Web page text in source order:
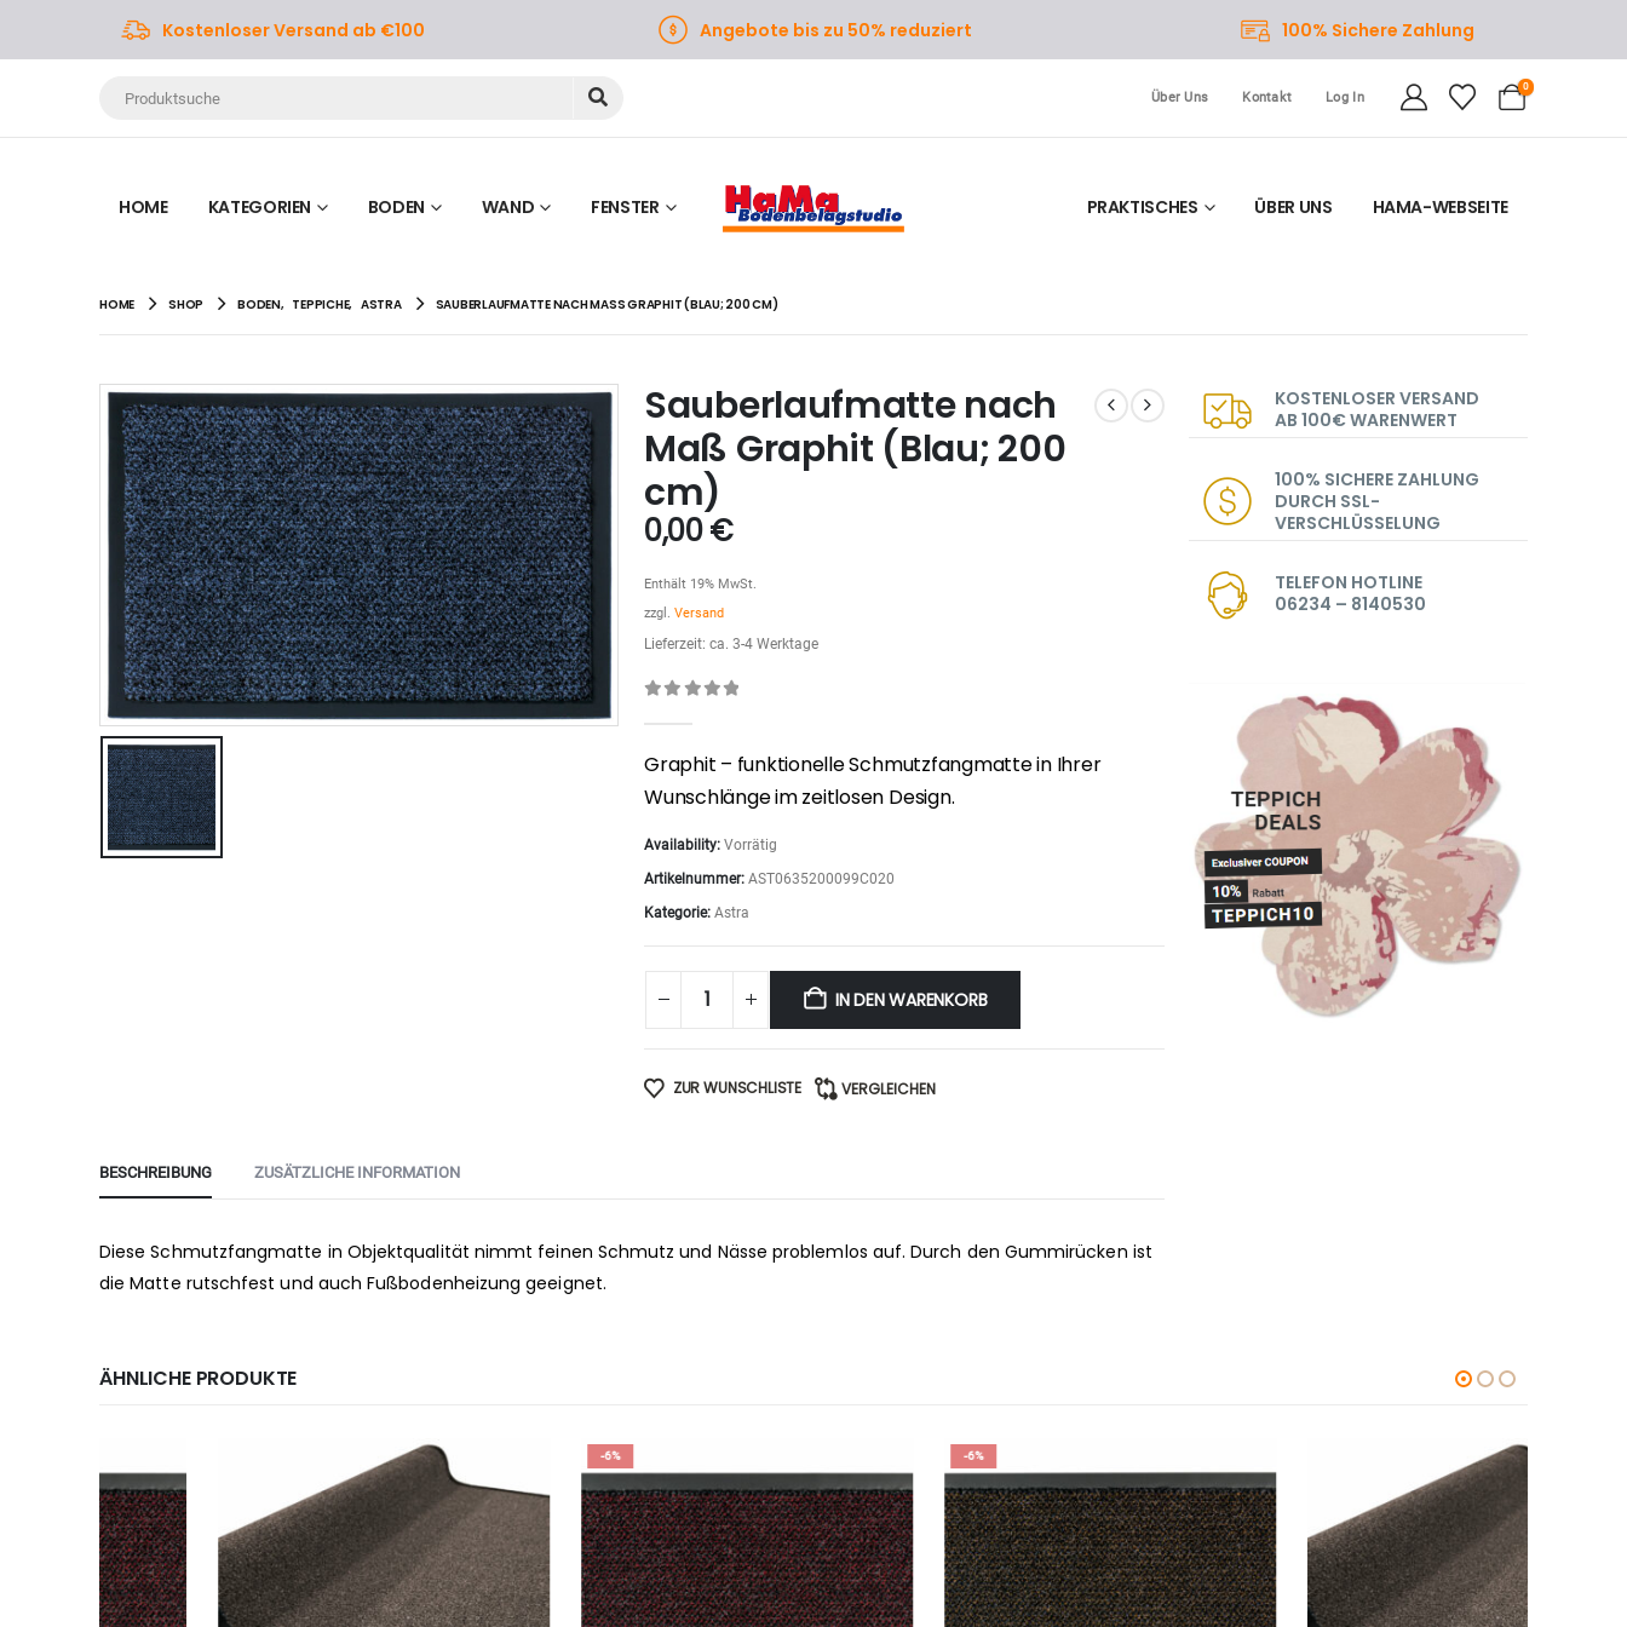
Kostenloser Versand ab €100 Angebote bis zu 50% reduziert 100% Sichere Zahlung
Über Uns Kontakt Log In
0
HOME KATEGORIEN BODEN WAND FENSTER PRAKTISCHES ÜBER UNS HAMA-WEBSEITE
HOME SHOP BODEN, TEPPICHE, ASTRA SAUBERLAUFMATTE NACH MASS GRAPHIT (BLAU; 200 CM)
Sauberlaufmatte nach
Maß Graphit (Blau; 200
cm)
0,00€
Enthält 19% MwSt.
zzgl. Versand
Lieferzeit: ca. 3-4 Werktage
Graphit – funktionelle Schmutzfangmatte in Ihrer
Wunschlänge im zeitlosen Design.
Availability: Vorrätig
Artikelnummer: AST0635200099C020
Kategorie: Astra
IN DEN WARENKORB
ZUR WUNSCHLISTE VERGLEICHEN
BESCHREIBUNG ZUSÄTZLICHE INFORMATION
Diese Schmutzfangmatte in Objektqualität nimmt feinen Schmutz und Nässe problemlos auf. Durch den Gummirücken ist
die Matte rutschfest und auch Fußbodenheizung geeignet.
KOSTENLOSER VERSAND
AB 100€ WARENWERT
100% SICHERE ZAHLUNG
DURCH SSL-
VERSCHLÜSSELUNG
TELEFON HOTLINE
06234 – 8140530
ÄHNLICHE PRODUKTE